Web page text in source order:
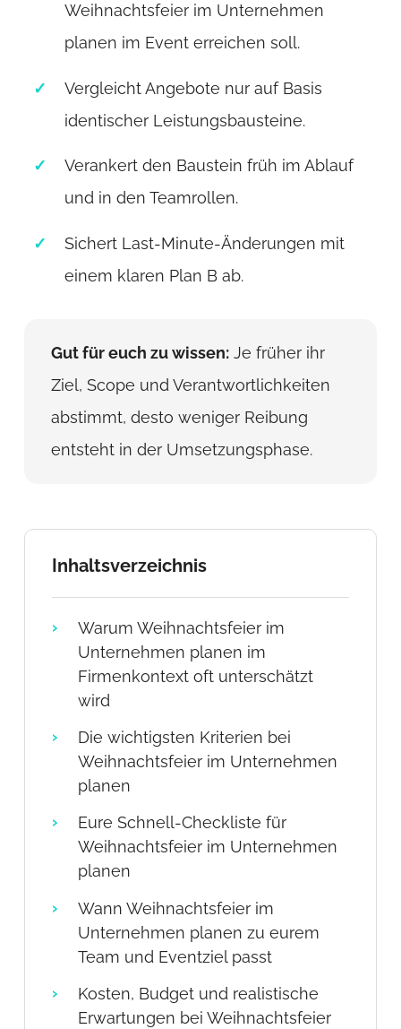
Weihnachtsfeier im Unternehmen
planen im Event erreichen soll.
Vergleicht Angebote nur auf Basis
identischer Leistungsbausteine.
Verankert den Baustein früh im Ablauf
und in den Teamrollen.
Sichert Last-Minute-Änderungen mit
einem klaren Plan B ab.
Gut für euch zu wissen:Je früher ihr
Ziel, Scope und Verantwortlichkeiten
abstimmt, desto weniger Reibung
entsteht in der Umsetzungsphase.
Inhaltsverzeichnis
Warum Weihnachtsfeier im
Unternehmen planen im
Firmenkontext oft unterschätzt
wird
Die wichtigsten Kriterien bei
Weihnachtsfeier im Unternehmen
planen
Eure Schnell-Checkliste für
Weihnachtsfeier im Unternehmen
planen
Wann Weihnachtsfeier im
Unternehmen planen zu eurem
Team und Eventziel passt
Kosten, Budget und realistische
Erwartungen bei Weihnachtsfeier